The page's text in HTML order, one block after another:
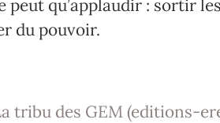
peut qu’applaudir : sortir
du pouvoir.
tribu des GEM (editions-